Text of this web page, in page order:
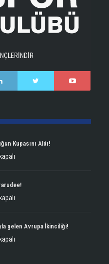
Kupasını Aldı!
gelen Avrupa İkinciliği!